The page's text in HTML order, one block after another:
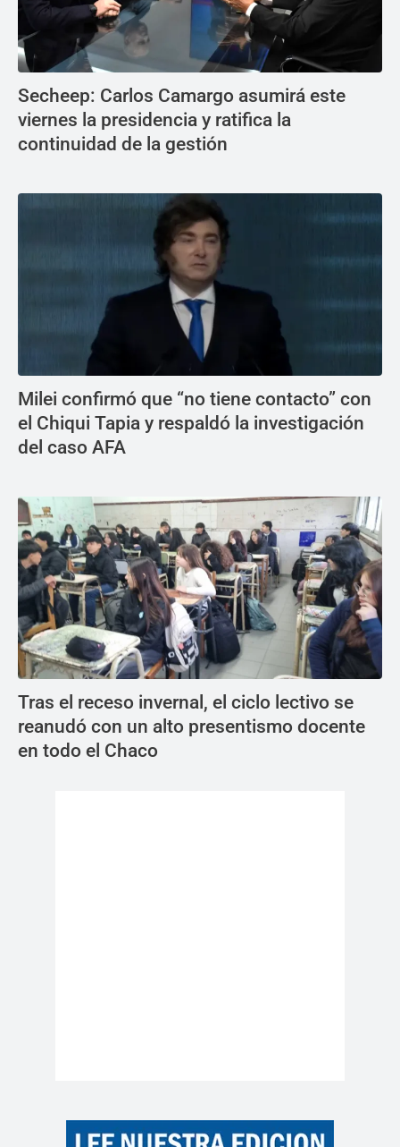
Secheep: Carlos Camargo asumirá este
viernes la presidencia y ratifica la
continuidad de la gestión
Milei confirmó que “no tiene contacto” con
el Chiqui Tapia y respaldó la investigación
del caso AFA
Tras el receso invernal, el ciclo lectivo se
reanudó con un alto presentismo docente
en todo el Chaco